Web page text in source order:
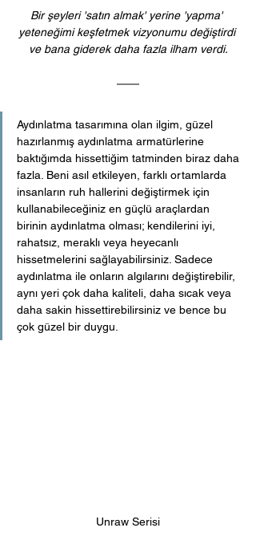
Bir şeyleri 'satın almak' yerine 'yapma'
yeteneğimi keşfetmek vizyonumu değiştirdi
ve bana giderek daha fazla ilham verdi.
Aydınlatma tasarımına olan ilgim, güzel
hazırlanmış aydınlatma armatürlerine
baktığımda hissettiğim tatminden biraz daha
fazla. Beni asıl etkileyen, farklı ortamlarda
insanların ruh hallerini değiştirmek için
kullanabileceğiniz en güçlü araçlardan
birinin aydınlatma olması; kendilerini iyi,
rahatsız, meraklı veya heyecanlı
hissetmelerini sağlayabilirsiniz. Sadece
aydınlatma ile onların algılarını değiştirebilir,
aynı yeri çok daha kaliteli, daha sıcak veya
daha sakin hissettirebilirsiniz ve bence bu
çok güzel bir duygu.
Unraw Serisi